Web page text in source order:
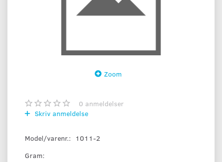
Zoom
0 anmeldelser
Skriv anmeldelse
Model/varenr.:
1011-2
Gram: